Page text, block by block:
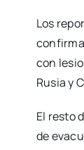
Los
con
Rusia y
El resto
de